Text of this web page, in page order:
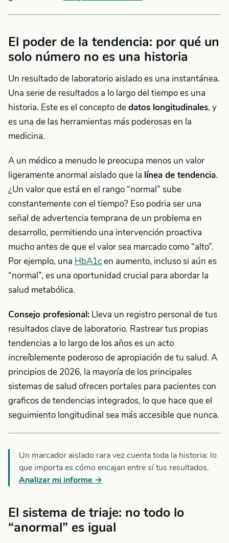
El poder de la tendencia: por qué un
solo número no es una historia
Un resultado de laboratorio aislado es una instantánea.
Una serie de resultados a lo largo del tiempo es una
historia. Este es el concepto dedatos longitudinales, y
es una de las herramientas más poderosas en la
medicina.
A un médico a menudo le preocupa menos un valor
ligeramente anormal aislado que la línea de tendencia.
¿Un valor que está en el rango “normal” sube
constantemente con el tiempo? Eso podria ser una
señal de advertencia temprana de un problema en
desarrollo, permitiendo una intervención proactiva
mucho antes de que el valor sea marcado como “alto”.
Por ejemplo, una HbA1cen aumento, incluso si aún es
“normal”, es una oportunidad crucial para abordar la
salud metabólica.
Consejo profesional: Lleva un registro personal de tus
resultados clave de laboratorio. Rastrear tus propias
tendencias a lo largo de los años es un acto
increíblemente poderoso de apropiación de tu salud. A
principios de 2026, la mayoría de los principales
sistemas de salud ofrecen portales para pacientes con
graficos de tendencias integrados, lo que hace que el
seguimiento longitudinal sea más accesible que nunca.
Un marcador aislado rara vez cuenta toda la historia: lo
que importa es cómo encajan entre sí tus resultados.
Analizar mi informe →
El sistema de triaje: no todo lo
“anormal” es igual